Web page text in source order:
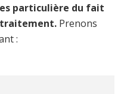
particulière du fait
traitement. Prenons
: